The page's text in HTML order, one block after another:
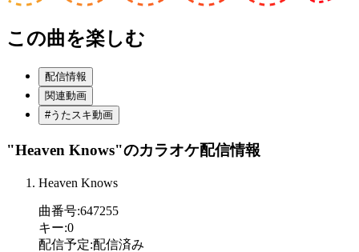
この曲を楽しむ
配信情報
関連動画
#うたスキ動画
"Heaven Knows"のカラオケ配信情報
Heaven Knows
曲番号:647255
キー:0
配信予定:配信済み